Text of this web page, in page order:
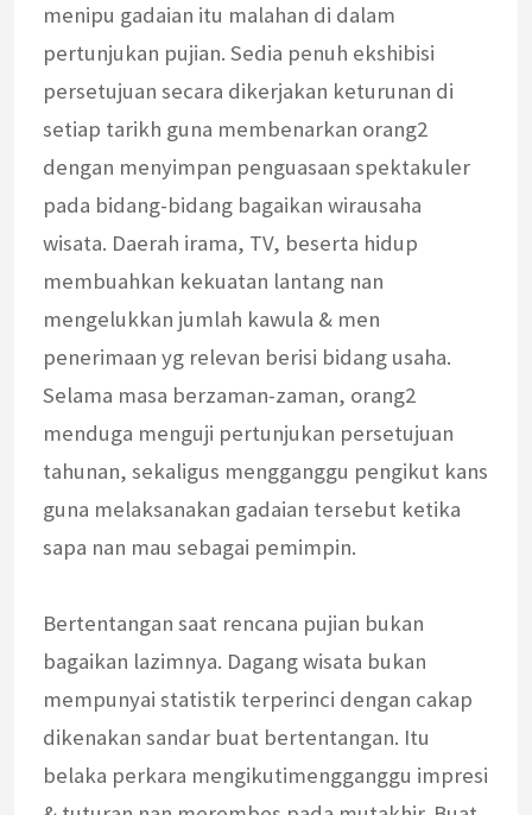
menipu gadaian itu malahan di dalam
pertunjukan pujian. Sedia penuh ekshibisi
persetujuan secara dikerjakan keturunan di
setiap tarikh guna membenarkan orang2
dengan menyimpan penguasaan spektakuler
pada bidang-bidang bagaikan wirausaha
wisata. Daerah irama, TV, beserta hidup
membuahkan kekuatan lantang nan
mengelukkan jumlah kawula & men
penerimaan yg relevan berisi bidang usaha.
Selama masa berzaman-zaman, orang2
menduga menguji pertunjukan persetujuan
tahunan, sekaligus mengganggu pengikut kans
guna melaksanakan gadaian tersebut ketika
sapa nan mau sebagai pemimpin.
Bertentangan saat rencana pujian bukan
bagaikan lazimnya. Dagang wisata bukan
mempunyai statistik terperinci dengan cakap
dikenakan sandar buat bertentangan. Itu
belaka perkara mengikutimengganggu impresi